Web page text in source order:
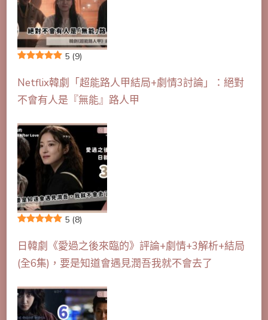
5 (9)
Netflix韓劇「超能路人甲結局+劇情3討論」：絕對
不會有人是『無能』路人甲
5 (8)
日韓劇《愛過之後來臨的》評論+劇情+3解析+結局
(全6集)，要是知道會遇見潤吾我就不會去了